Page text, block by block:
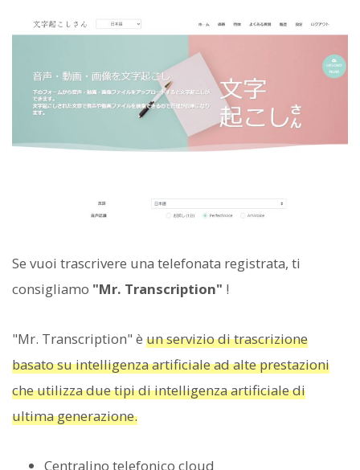
Se vuoi trascrivere una telefonata registrata, ti
consigliamo "Mr. Transcription" !
"Mr. Transcription" è un servizio di trascrizione
basato su intelligenza artificiale ad alte prestazioni
che utilizza due tipi di intelligenza artificiale di
ultima generazione.
Centralino telefonico cloud